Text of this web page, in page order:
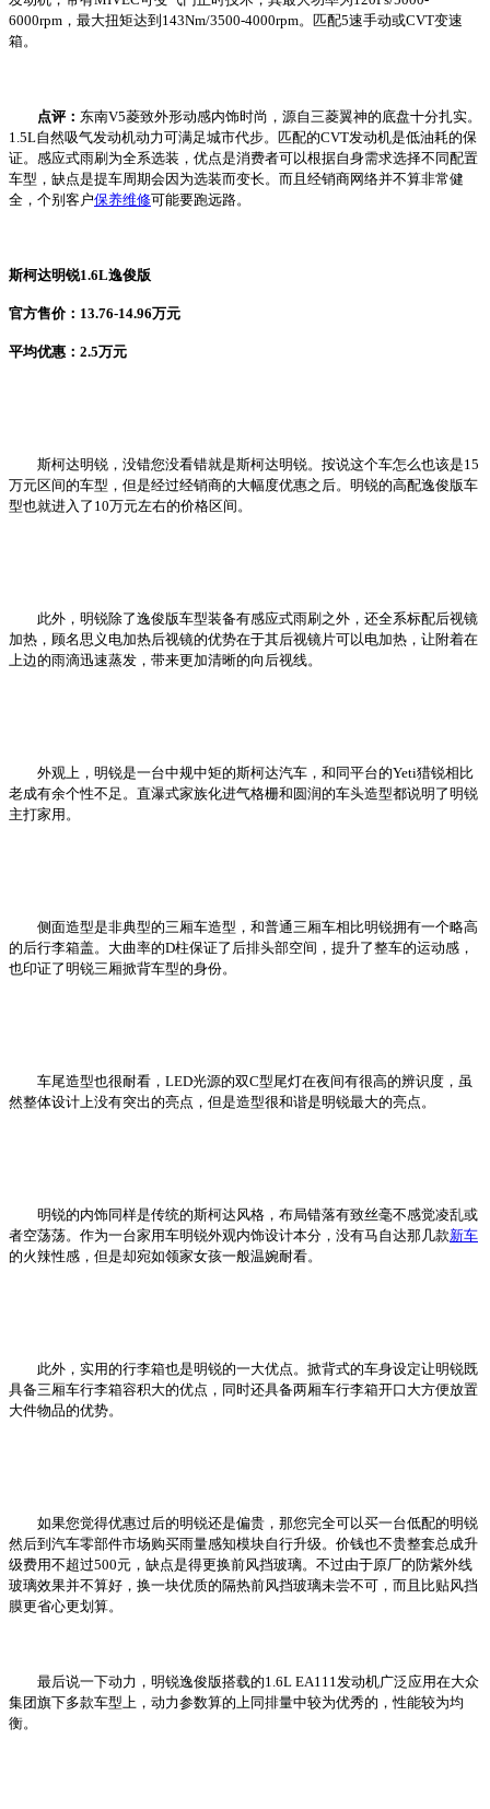
6000rpm，最大扭矩达到143Nm/3500-4000rpm。匹配5速手动或CVT变速
箱。
点评： 东南V5菱致外形动感内饰时尚，源自三菱翼神的底盘十分扎实。
1.5L自然吸气发动机动力可满足城市代步。匹配的CVT发动机是低油耗的保
证。感应式雨刷为全系选装，优点是消费者可以根据自身需求选择不同配置
车型，缺点是提车周期会因为选装而变长。而且经销商网络并不算非常健
全，个别客户保养维修可能要跑远路。
斯柯达明锐1.6L逸俊版
官方售价：13.76-14.96万元
平均优惠：2.5万元
斯柯达明锐，没错您没看错就是斯柯达明锐。按说这个车怎么也该是15
万元区间的车型，但是经过经销商的大幅度优惠之后。明锐的高配逸俊版车
型也就进入了10万元左右的价格区间。
此外，明锐除了逸俊版车型装备有感应式雨刷之外，还全系标配后视镜
加热，顾名思义电加热后视镜的优势在于其后视镜片可以电加热，让附着在
上边的雨滴迅速蒸发，带来更加清晰的向后视线。
外观上，明锐是一台中规中矩的斯柯达汽车，和同平台的Yeti猎锐相比
老成有余个性不足。直瀑式家族化进气格栅和圆润的车头造型都说明了明锐
主打家用。
侧面造型是非典型的三厢车造型，和普通三厢车相比明锐拥有一个略高
的后行李箱盖。大曲率的D柱保证了后排头部空间，提升了整车的运动感，
也印证了明锐三厢掀背车型的身份。
车尾造型也很耐看，LED光源的双C型尾灯在夜间有很高的辨识度，虽
然整体设计上没有突出的亮点，但是造型很和谐是明锐最大的亮点。
明锐的内饰同样是传统的斯柯达风格，布局错落有致丝毫不感觉凌乱或
者空荡荡。作为一台家用车明锐外观内饰设计本分，没有马自达那几款新车
的火辣性感，但是却宛如领家女孩一般温婉耐看。
此外，实用的行李箱也是明锐的一大优点。掀背式的车身设定让明锐既
具备三厢车行李箱容积大的优点，同时还具备两厢车行李箱开口大方便放置
大件物品的优势。
如果您觉得优惠过后的明锐还是偏贵，那您完全可以买一台低配的明锐
然后到汽车零部件市场购买雨量感知模块自行升级。价钱也不贵整套总成升
级费用不超过500元，缺点是得更换前风挡玻璃。不过由于原厂的防紫外线
玻璃效果并不算好，换一块优质的隔热前风挡玻璃未尝不可，而且比贴风挡
膜更省心更划算。
最后说一下动力，明锐逸俊版搭载的1.6L EA111发动机广泛应用在大众
集团旗下多款车型上，动力参数算的上同排量中较为优秀的，性能较为均
衡。